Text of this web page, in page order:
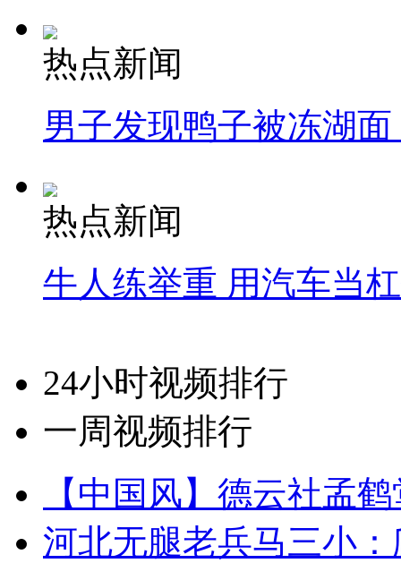
热点新闻
男子发现鸭子被冻湖
热点新闻
牛人练举重 用汽车当
24小时视频排行
一周视频排行
【中国风】德云社孟
河北无腿老兵马三小